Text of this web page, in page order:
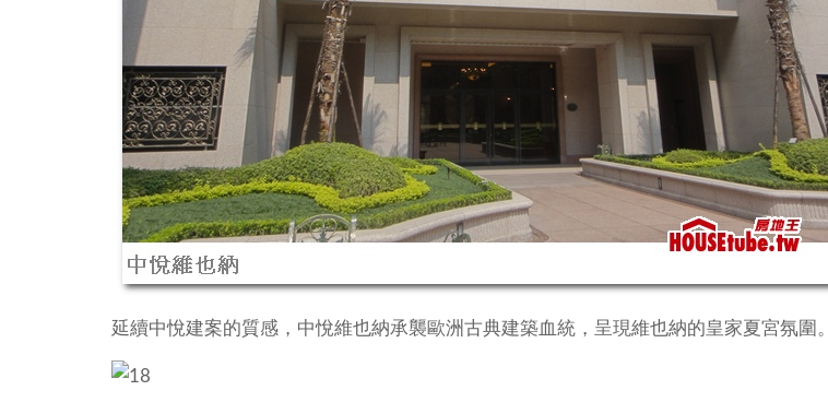
延續中悅建案的質感，中悅維也納承襲歐洲古典建築血統，呈現維也納的皇家夏宮氛圍。